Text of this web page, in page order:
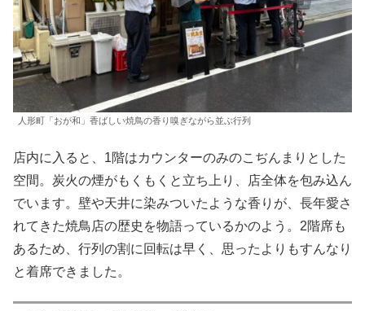
人形町「おが和」香ばしい焼鳥の香り嗅ぎながら並ぶ行列
店内に入ると、1階はカウンターのみのこぢんまりとした
空間。炭火の煙がもくもくと立ち上り、店全体を包み込ん
でいます。壁や天井に染みついたような香りが、長年愛さ
れてきた焼鳥店の歴史を物語っているかのよう。2階席も
あるため、行列の割に回転は早く、思ったよりもすんなり
と着席できました。